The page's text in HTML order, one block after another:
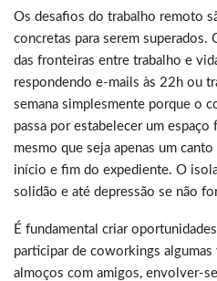
Os desafios do trabalho remoto
concretas para serem superados.
das fronteiras entre trabalho e
respondendo e-mails às 22h ou
semana simplesmente porque o
passa por estabelecer um
mesmo que seja apenas um
início e fim do expediente. O
solidão e até depressão se não
É fundamental criar
participar de coworkings algumas
almoços com amigos, envolver-